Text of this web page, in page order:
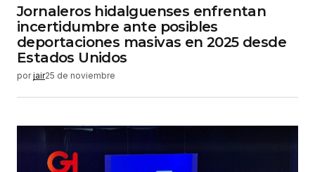
Jornaleros hidalguenses enfrentan
incertidumbre ante posibles
deportaciones masivas en 2025 desde
Estados Unidos
por jair25 de noviembre